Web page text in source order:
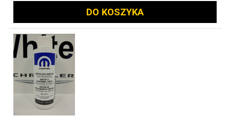
DO KOSZYKA